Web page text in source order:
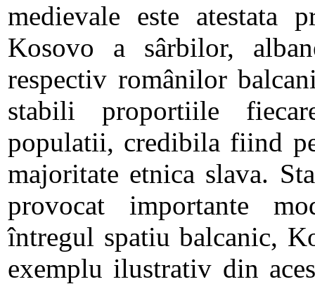
medievale este atestata
Kosovo a sârbilor,
respectiv românilor
stabili proportiile
populatii, credibila fiind
majoritate etnica slava.
provocat importante
întregul spatiu balcanic,
exemplu ilustrativ din